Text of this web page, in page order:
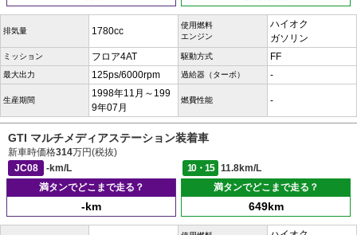
排気量 1780cc
使用燃料
エンジン
ハイオク
ガソリン
ミッション フロア4AT 駆動方式 FF
最大出力 125ps/6000rpm 過給器（ターボ） -
生産期間
1998年11月～199
9年07月
燃費性能 -
GTI マルチメディアステーション装着車
新車時価格314万円(税抜)
JC08
-km/L 10・15
11.8km/L
満タンでどこまで走る？
-km
満タンでどこまで走る？
649km